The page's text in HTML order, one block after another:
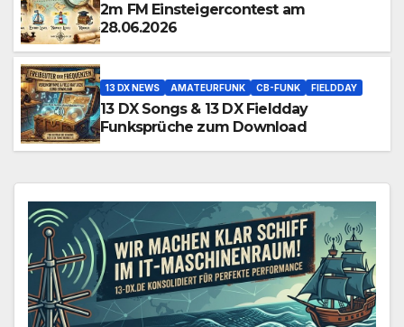
2m FM Einsteigercontest am
28.06.2026
13 DX NEWS AMATEURFUNK CB-FUNK FIELDDAY
13 DX Songs & 13 DX Fieldday
Funksprüche zum Download